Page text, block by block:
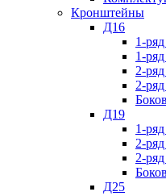
Кронштейны
Д16
1-
1-
2-
2-
Д19
1-
2-
2-
Д25